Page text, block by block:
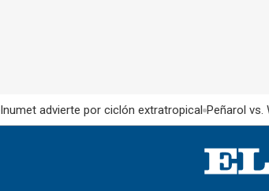
Inumet advierte por ciclón extratropical Peñarol vs.